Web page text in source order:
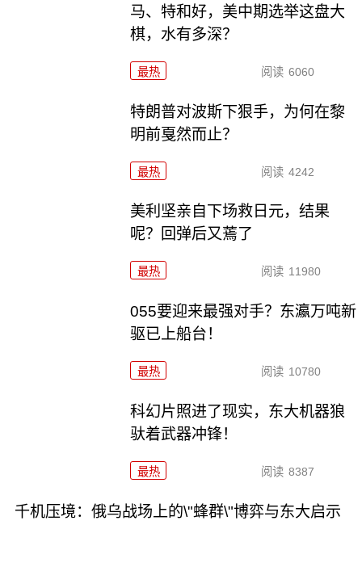
马、特和好，美中期选举这盘大
棋，水有多深？
最热 阅读 6060
特朗普对波斯下狠手，为何在黎
明前戛然而止？
最热 阅读 4242
美利坚亲自下场救日元，结果
呢？回弹后又蔫了
最热 阅读 11980
055要迎来最强对手？东瀛万吨新
驱已上船台！
最热 阅读 10780
科幻片照进了现实，东大机器狼
驮着武器冲锋！
最热 阅读 8387
千机压境：俄乌战场上的\"蜂群\"博弈与东大启示